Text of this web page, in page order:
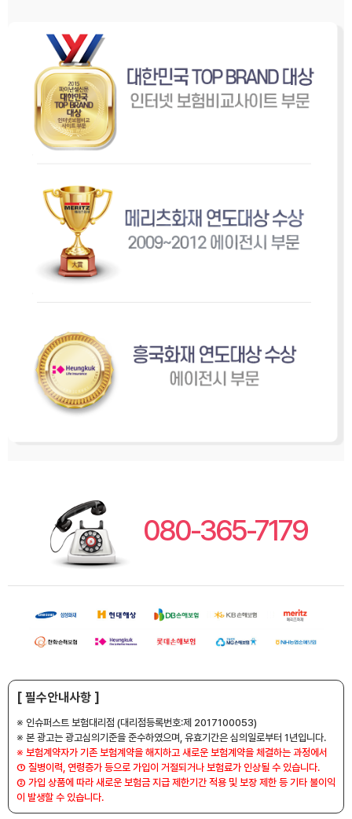
080-365-7179
[ 필수안내사항 ]
※ 인슈퍼스트 보험대리점 (대리점등록번호:제 2017100053)
※ 본 광고는 광고심의기준을 준수하였으며, 유효기간은 심의일로부터 1년입니다.
※ 보험계약자가 기존 보험계약을 해지하고 새로운 보험계약을 체결하는 과정에서
① 질병이력, 연령증가 등으로 가입이 거절되거나 보험료가 인상될 수 있습니다.
② 가입 상품에 따라 새로운 보험금 지급 제한기간 적용 및 보장 제한 등 기타 불이익
이 발생할 수 있습니다.